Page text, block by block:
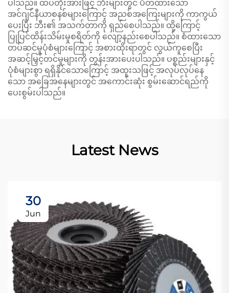
ပါသည်။ ထပ်တိုးအားဖြင့် ဘီးများတွင် ပိတ်ထားသော
အင်ဂျင်နီယာစနစ်များကြောင့် အညစ်အကြေးများကို ကာကွယ်
ပေးပြီး ဘီး၏ အသက်တာကို ရှည်စေပါသည်။ ထို့ကြောင့်
ပြုပြင်ထိန်းသိမ်းမှုစရိတ်ကို လျော့နည်းစေပါသည်။ စံထားသော
တပ်ဆင်မှုပုံစံများကြောင့် အစားထိုးရာတွင် လွယ်ကူစေပြီး
အဆင့်မြှင့်တင်မှုများကို တွန်းအားပေးပါသည်။ ပစ္စည်းများနှင့်
ပုံစံများစွာ ရရှိနိုင်သောကြောင့် အထူးသဖြင့် အလုပ်လုပ်နေ
သော အခြေအနေများတွင် အကောင်းဆုံး စွမ်းဆောင်ရည်ကို
ပေးစွမ်းပါသည်။
Latest News
30
Jun